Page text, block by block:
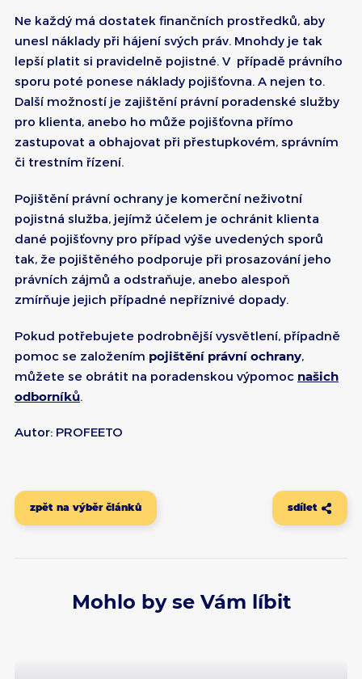
Ne každý má dostatek finančních prostředků, aby
unesl náklady při hájení svých práv. Mnohdy je tak
lepší platit si pravidelně pojistné. V případě právního
sporu poté ponese náklady pojišťovna. A nejen to.
Další možností je zajištění právní poradenské služby
pro klienta, anebo ho může pojišťovna přímo
zastupovat a obhajovat při přestupkovém, správním
či trestním řízení.
Pojištění právní ochrany je komerční neživotní
pojistná služba, jejímž účelem je ochránit klienta
dané pojišťovny pro případ výše uvedených sporů
tak, že pojištěného podporuje při prosazování jeho
právních zájmů a odstraňuje, anebo alespoň
zmírňuje jejich případné nepříznivé dopady.
Pokud potřebujete podrobnější vysvětlení, případně
pomoc se založením pojištění právní ochrany
můžete se obrátit na poradenskou výpomoc našich
odborníků
Autor: PROFEETO
zpět na výběr článků sdílet
Mohlo by se Vám líbit